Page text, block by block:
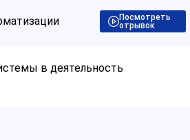
Посмотреть
отрывок
в деятельность